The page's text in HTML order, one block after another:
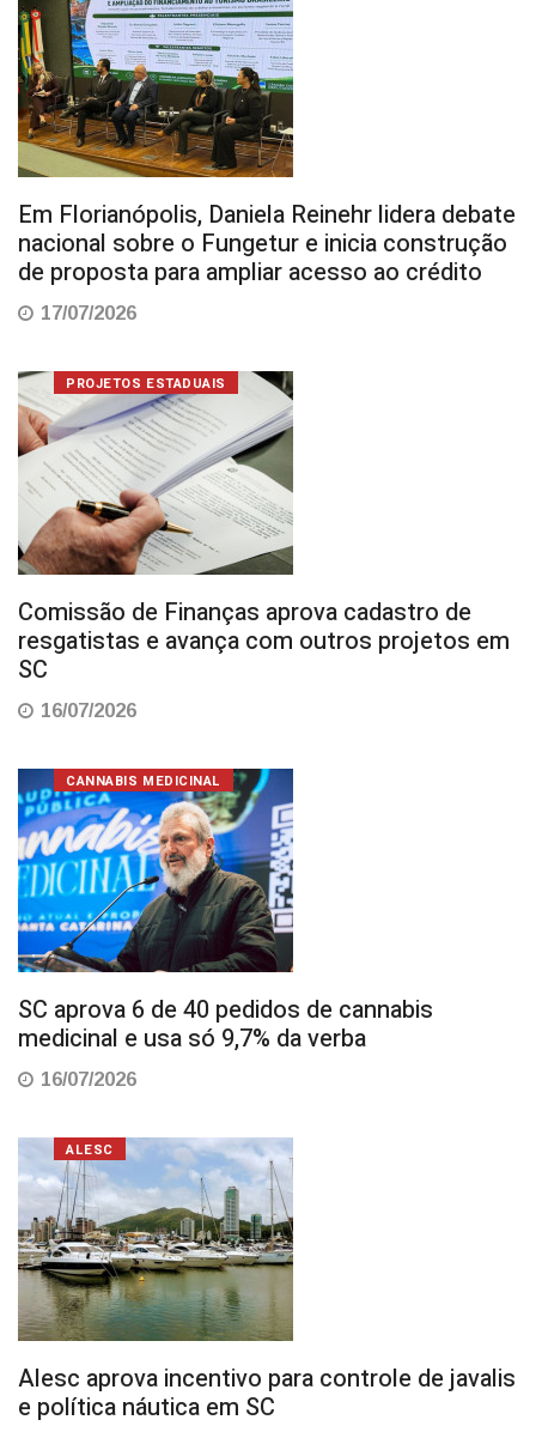
Em Florianópolis, Daniela Reinehr lidera debate
nacional sobre o Fungetur e inicia construção
de proposta para ampliar acesso ao crédito
17/07/2026
PROJETOS ESTADUAIS
Comissão de Finanças aprova cadastro de
resgatistas e avança com outros projetos em
SC
16/07/2026
CANNABIS MEDICINAL
SC aprova 6 de 40 pedidos de cannabis
medicinal e usa só 9,7% da verba
16/07/2026
ALESC
Alesc aprova incentivo para controle de javalis
e política náutica em SC